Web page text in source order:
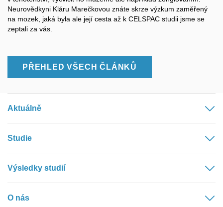
Neurovědkyni Kláru Marečkovou znáte skrze výzkum zaměřený
na mozek, jaká byla ale její cesta až k CELSPAC studii jsme se
zeptali za vás.
PŘEHLED VŠECH ČLÁNKŮ
Aktuálně
Studie
Výsledky studií
O nás